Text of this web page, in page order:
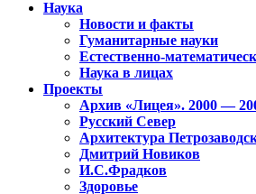
Наука
Новости и факты
Гуманитарные науки
Естественно-
Наука в лицах
Проекты
Архив «Лицея». 2000 —
Русский Север
Архитектура
Дмитрий Новиков
И.С.Фрадков
Здоровье